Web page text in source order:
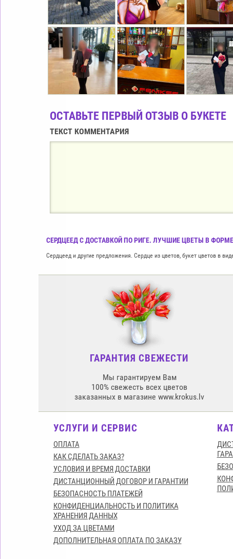
CЕРДЦЕЕД С ДОСТАВКОЙ ПО РИГЕ. ЛУЧШИЕ ЦВЕТЫ В
Cердцеед и другие предложения. Сердце из цветов, букет цветов в
ОСТАВЬТЕ ПЕРВЫЙ ОТЗЫВ О БУКЕТЕ
ТЕКСТ КОММЕНТАРИЯ
ГАРАНТИЯ СВЕЖЕСТИ
Мы гарантируем Вам
100% свежесть всех цветов
заказанных в магазине www.krokus.lv
УСЛУГИ И СЕРВИС
ОПЛАТА
КАК СДЕЛАТЬ ЗАКАЗ?
УСЛОВИЯ И ВРЕМЯ ДОСТАВКИ
ДИСТАНЦИОННЫЙ ДОГОВОР И ГАРАНТИИ
БЕЗОПАСНОСТЬ ПЛАТЕЖЕЙ
КОНФИДЕНЦИАЛЬНОСТЬ И ПОЛИТИКА
ХРАНЕНИЯ ДАННЫХ
УХОД ЗА ЦВЕТАМИ
ДОПОЛНИТЕЛЬНАЯ ОПЛАТА ПО ЗАКАЗУ